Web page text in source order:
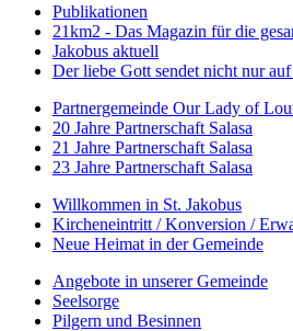
Publikationen
21km2 - Das Magazin für die
Jakobus aktuell
Der liebe Gott sendet nicht nur
Partnergemeinde Our Lady of
20 Jahre Partnerschaft Salasa
21 Jahre Partnerschaft Salasa
23 Jahre Partnerschaft Salasa
Willkommen in St. Jakobus
Kircheneintritt / Konversion /
Neue Heimat in der Gemeinde
Angebote in unserer Gemeinde
Seelsorge
Pilgern und Besinnen